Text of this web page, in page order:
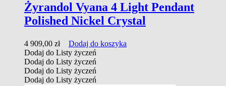
Żyrandol Vyana 4 Light Pendant
Polished Nickel Crystal
4 909,00 zł
Dodaj do koszyka
Dodaj do Listy życzeń
Dodaj do Listy życzeń
Dodaj do Listy życzeń
Dodaj do Listy życzeń